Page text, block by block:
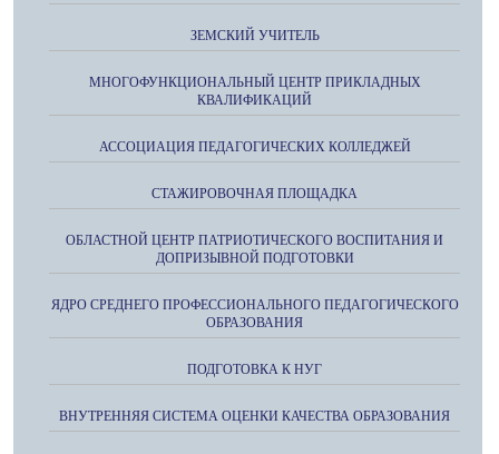
ЗЕМСКИЙ УЧИТЕЛЬ
МНОГОФУНКЦИОНАЛЬНЫЙ ЦЕНТР ПРИКЛАДНЫХ
КВАЛИФИКАЦИЙ
АССОЦИАЦИЯ ПЕДАГОГИЧЕСКИХ КОЛЛЕДЖЕЙ
СТАЖИРОВОЧНАЯ ПЛОЩАДКА
ОБЛАСТНОЙ ЦЕНТР ПАТРИОТИЧЕСКОГО ВОСПИТАНИЯ И
ДОПРИЗЫВНОЙ ПОДГОТОВКИ
ЯДРО СРЕДНЕГО ПРОФЕССИОНАЛЬНОГО ПЕДАГОГИЧЕСКОГО
ОБРАЗОВАНИЯ
ПОДГОТОВКА К НУГ
ВНУТРЕННЯЯ СИСТЕМА ОЦЕНКИ КАЧЕСТВА ОБРАЗОВАНИЯ